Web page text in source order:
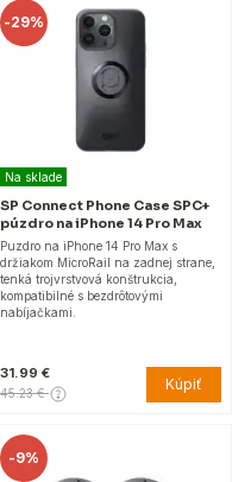
-29%
Na sklade
SP Connect Phone Case SPC+
púzdro na iPhone 14 Pro Max
Puzdro na iPhone 14 Pro Max s
držiakom MicroRail na zadnej strane,
tenká trojvrstvová konštrukcia,
kompatibilné s bezdrôtovými
nabíjačkami.
31.99 €
45.23 € Kúpiť
-9%